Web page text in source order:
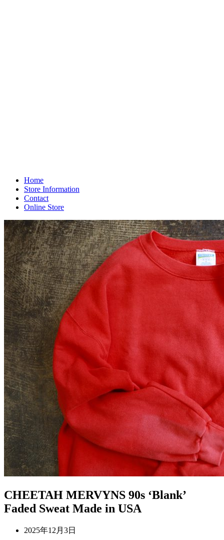
Home
Store Information
Contact
Online Store
CHEETAH MERVYNS 90s ‘Blank’
Faded Sweat Made in USA
2025年12月3日